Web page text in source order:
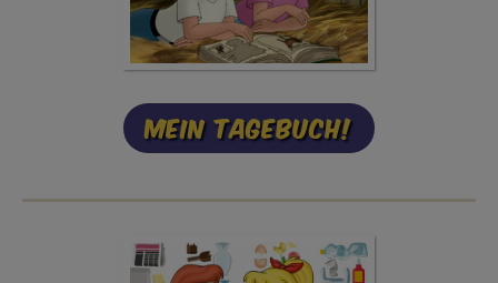
Mein Tagebuch!